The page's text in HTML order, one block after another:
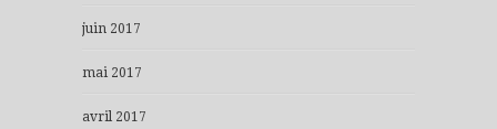
juin 2017
mai 2017
avril 2017